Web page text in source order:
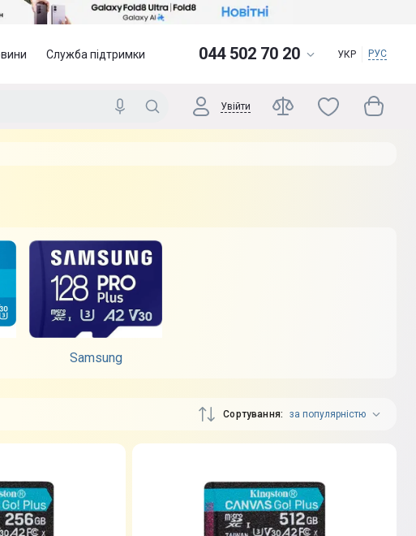
Служба підтримки 044 502 70 20 УКР РУС
Увійти
Samsung
Сортування за популярністю